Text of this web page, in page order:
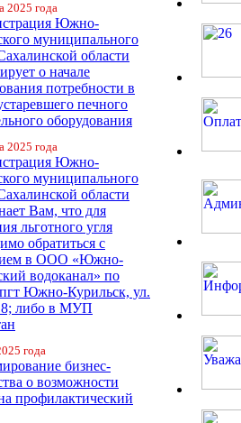
2025 года
Южно-
муниципального
области
о начале
потребности в
печного
оборудования
2025 года
Южно-
муниципального
области
Вам, что для
льготного угля
обратиться с
в ООО «Южно-
водоканал» по
пгт Южно-Курильск, ул.
8; либо в МУП
года
бизнес-
о возможности
профилактический